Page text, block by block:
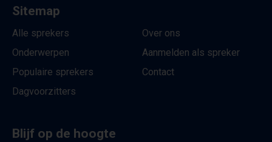
Sitemap
Alle sprekers
Onderwerpen
Populaire sprekers
Dagvoorzitters
Over ons
Aanmelden als spreker
Contact
Blijf op de hoogte